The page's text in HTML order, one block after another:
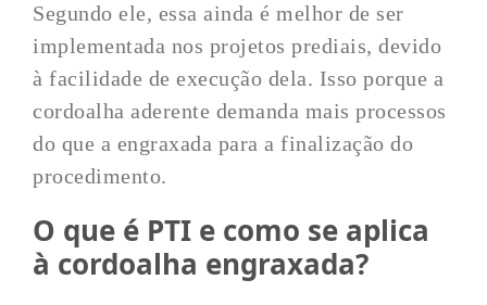
Segundo ele, essa ainda é melhor de ser
implementada nos projetos prediais, devido
à facilidade de execução dela. Isso porque a
cordoalha aderente demanda mais processos
do que a engraxada para a finalização do
procedimento.
O que é PTI e como se aplica
à cordoalha engraxada?